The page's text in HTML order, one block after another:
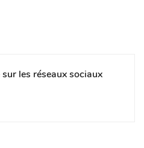
les réseaux sociaux